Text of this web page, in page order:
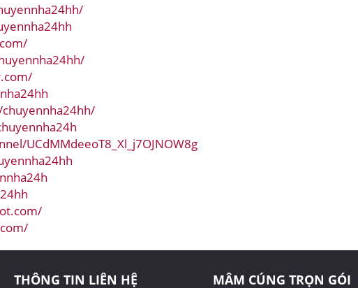
UCdMMdeeoT8_Xl_j7OJNOW8g
THÔNG TIN LIÊN HỆ MÂM CÚNG TRỌN GÓI